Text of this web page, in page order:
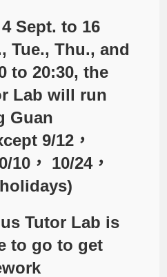
Sept. to 16
Tue., Thu., and
to 20:30, the
Lab will run
Guan
9/12，
10， 10/24，
Tutor Lab is
to go to get